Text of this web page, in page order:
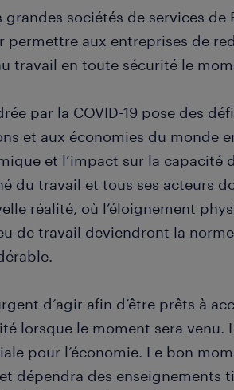
sociétés de services de
permettre aux entreprises de
travail en toute sécurité le
par la COVID-19 pose des
et aux économies du monde
et l’impact sur la capacité
du travail et tous ses acteurs
réalité, où l’éloignement
de travail deviendront la
d’agir afin d’être prêts à
lorsque le moment sera venu.
pour l’économie. Le bon
dépendra des enseignements